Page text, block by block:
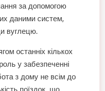
за допомогою
даними систем,
вуглецю.
останніх кількох
у забезпеченні
з дому не всім до